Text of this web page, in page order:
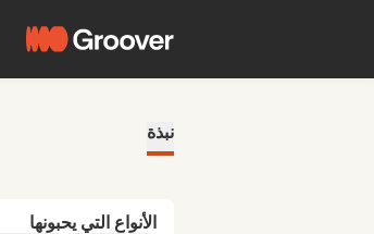
نبذة
الأنواع التي يحبونها